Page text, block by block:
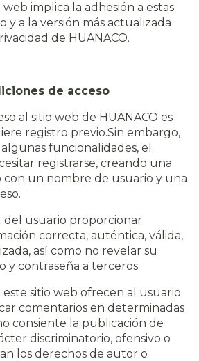
implica la adhesión a estas
y a la versión más actualizada
de HUANACO.
de acceso
al sitio web de HUANACO es
registro previo.Sin embargo,
funcionalidades, el
registrarse, creando una
un nombre de usuario y una
del usuario proporcionar
correcta, auténtica, válida,
así como no revelar su
y contraseña a terceros.
sitio web ofrecen al usuario
comentarios en determinadas
consiente la publicación de
discriminatorio, ofensivo o
los derechos de autor o